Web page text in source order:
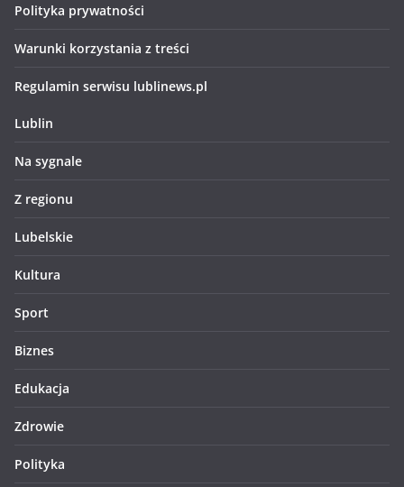
Polityka prywatności
Warunki korzystania z treści
Regulamin serwisu lublinews.pl
Lublin
Na sygnale
Z regionu
Lubelskie
Kultura
Sport
Biznes
Edukacja
Zdrowie
Polityka